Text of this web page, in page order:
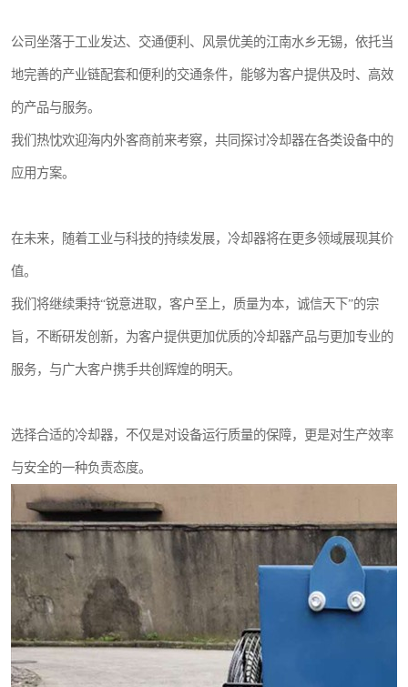
公司坐落于工业发达、交通便利、风景优美的江南水乡无锡，依托当
地完善的产业链配套和便利的交通条件，能够为客户提供及时、高效
的产品与服务。
我们热忱欢迎海内外客商前来考察，共同探讨冷却器在各类设备中的
应用方案。
在未来，随着工业与科技的持续发展，冷却器将在更多领域展现其价
值。
我们将继续秉持“锐意进取，客户至上，质量为本，诚信天下”的宗
旨，不断研发创新，为客户提供更加优质的冷却器产品与更加专业的
服务，与广大客户携手共创辉煌的明天。
选择合适的冷却器，不仅是对设备运行质量的保障，更是对生产效率
与安全的一种负责态度。